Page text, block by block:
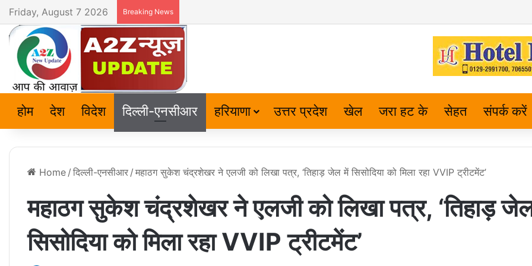
Friday, August 7 2026 Breaking News
होम देश विदेश दिल्ली-एनसीआर हरियाणा उत्तर प्रदेश खेल जरा हट के सेहत संपर्क करें
Home / दिल्ली-एनसीआर / महाठग सुकेश चंद्रशेखर ने एलजी को लिखा पत्र, ‘तिहाड़ जेल में सिसोदिया को मिला रहा VVIP ट्रीटमेंट’
महाठग सुकेश चंद्रशेखर ने एलजी को लिखा पत्र, ‘तिहाड़
सिसोदिया को मिला रहा VVIP ट्रीटमेंट’